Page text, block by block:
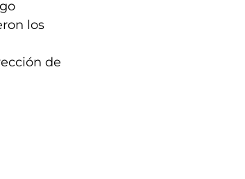
los
de